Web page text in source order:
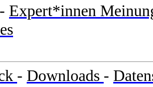
- Expert*innen
- Downloads -